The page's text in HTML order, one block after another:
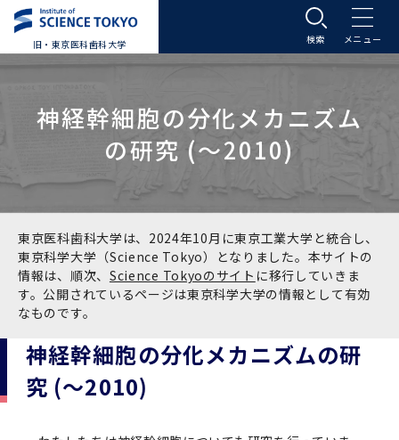
旧・東京医科歯科大学
大学案内トップ
学長メッセージ
基本理念・沿革
基本理念・沿革トップ
沿革
建物沿革
東京医科歯科大学の特色
学問と教育の聖地 湯島に建つ東京医科歯科大
学
アクセストップ
キャンパスマップ
運営組織
運営組織トップ
広報誌・刊行物
入学案内
入学案内トップ
大学案内
学部受験生向け「大学案内」（冊子）
学部入学案内トップ
アドミッション・ポリシー
大学院入学案内
大学院入学案内トップ
聴講生・科目等履修生および大学院研究生募集
学生生活
学生生活トップ
Science Tokyo SPRING (医歯学系)
今後の博士学生向け支援制度について
令和8年度（2026年度）総合知と癒しの次世代
Science Tokyo BOOST (医歯学系)トップ
令和8年度（2026年度）トップレベルAI研究の
CS（クリニシャン・サイエンティスト）養成支
援制度
教育研究組織等
教育研究組織等トップ
教育理念トップ
ポリシー
医学部（医学科･保健衛生学科）
大学病院
医科（医系診療部門）
研究・連携トップ
国際交流
神経幹細胞の分化メカニズム
の研究 (～2010)
東京医科歯科大学は、2024年10月に東京工業大学と統合し、
東京科学大学（Science Tokyo）となりました。本サイトの
情報は、順次、 Science Tokyoのサイト に移行していきま
す。公開されているページは東京科学大学の情報として有効
なものです。
神経幹細胞の分化メカニズムの研
究 (～2010)